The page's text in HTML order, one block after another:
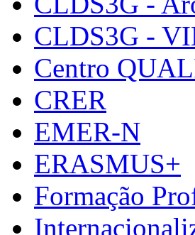
CLDS3G -
Centro
CRER
EMER-N
ERASMUS+
Formação